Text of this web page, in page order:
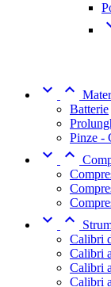
 
Batterie
Pinze -
 
 
Calibri
Calibri
Calibri
Calibri